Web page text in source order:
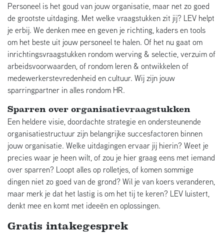
Personeel is het goud van jouw organisatie, maar net zo goed
de grootste uitdaging. Met welke vraagstukken zit jij? LEV helpt
je erbij. We denken mee en geven je richting, kaders en tools
om het beste uit jouw personeel te halen. Of het nu gaat om
inrichtingsvraagstukken rondom werving & selectie, verzuim of
arbeidsvoorwaarden, of rondom leren & ontwikkelen of
medewerkerstevredenheid en cultuur. Wij zijn jouw
sparringpartner in alles rondom HR.
Sparren over organisatievraagstukken
Een heldere visie, doordachte strategie en ondersteunende
organisatiestructuur zijn belangrijke succesfactoren binnen
jouw organisatie. Welke uitdagingen ervaar jij hierin? Weet je
precies waar je heen wilt, of zou je hier graag eens met iemand
over sparren? Loopt alles op rolletjes, of komen sommige
dingen niet zo goed van de grond? Wil je van koers veranderen,
maar merk je dat het lastig is om het tij te keren? LEV luistert,
denkt mee en komt met ideeën en oplossingen.
Gratis intakegesprek